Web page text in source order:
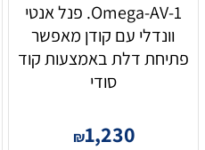
Omega-AV-1. פנל אנטי
וונדלי עם קודן מאפשר
פתיחת דלת באמצעות קוד
סודי
₪1,230